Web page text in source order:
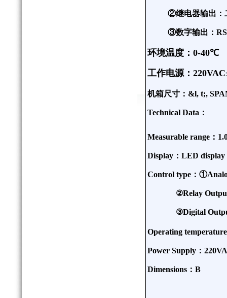
②继电器输出：
③数字输出：
环境温度： 0-40℃
工作电源： 220VAC
机箱尺寸：&l, t;,
Technical Data ：
Measurable range ：
Display ： LED display
Control type ：①
②Relay
③Digital
Operating temperature
Power Supply ：
Dimensions ： B